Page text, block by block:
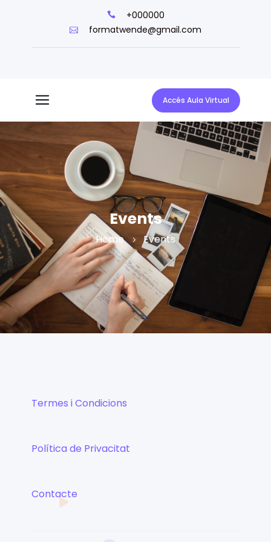
+000000
formatwende@gmail.com
Accés Aula Virtual
Events
Home Events
Termes i Condicions
Política de Privacitat
Contacte